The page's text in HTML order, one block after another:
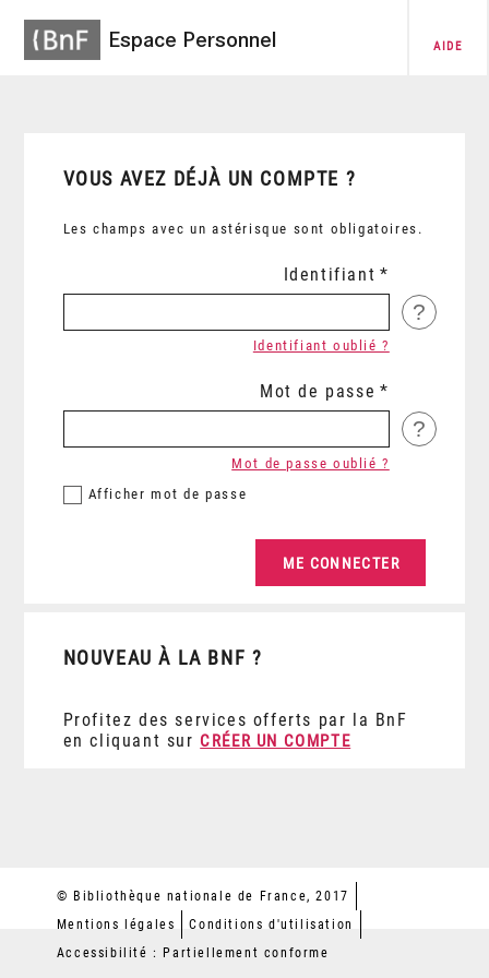
Espace Personnel AIDE
VOUS AVEZ DÉJÀ UN COMPTE ?
Les champs avec un astérisque sont obligatoires.
Identifiant
?
Identifiant oublié ?
Mot de passe
?
Afficher mot de passe
Mot de passe oublié ?
NOUVEAU À LA BNF ?
Profitez des services offerts par la BnF
en cliquant sur CRÉER UN COMPTE
© Bibliothèque nationale de France, 2017
Mentions légales
Conditions d'utilisation
Accessibilité : Partiellement conforme